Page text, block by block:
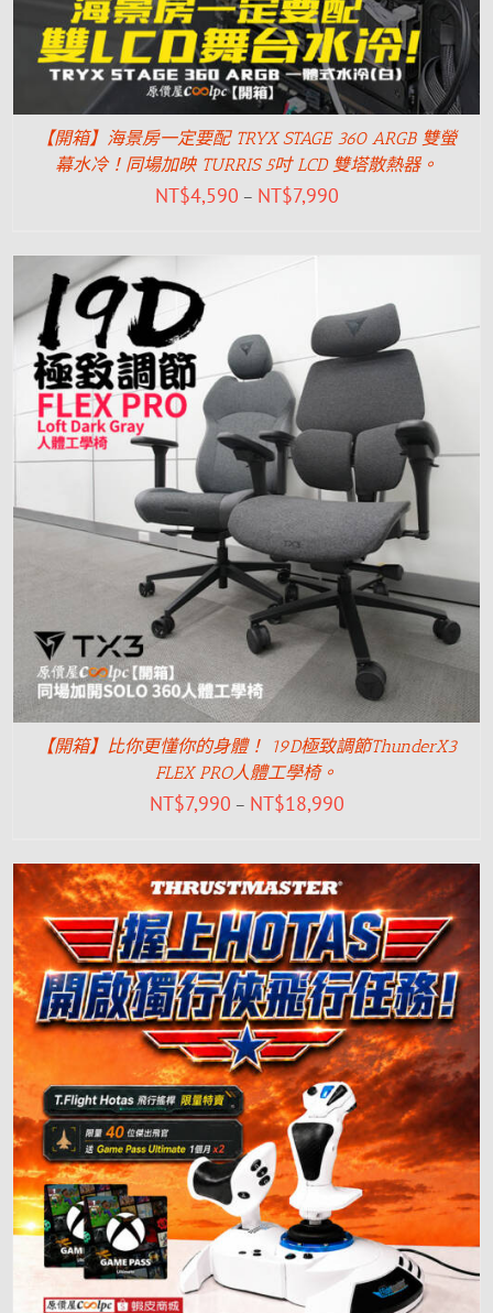
【開箱】海景房一定要配 TRYX STAGE 360 ARGB 雙螢
幕水冷！同場加映 TURRIS 5吋 LCD 雙塔散熱器。
NT$4,590 – NT$7,990
【開箱】比你更懂你的身體！ 19D極致調節ThunderX3
FLEX PRO人體工學椅。
NT$7,990 – NT$18,990